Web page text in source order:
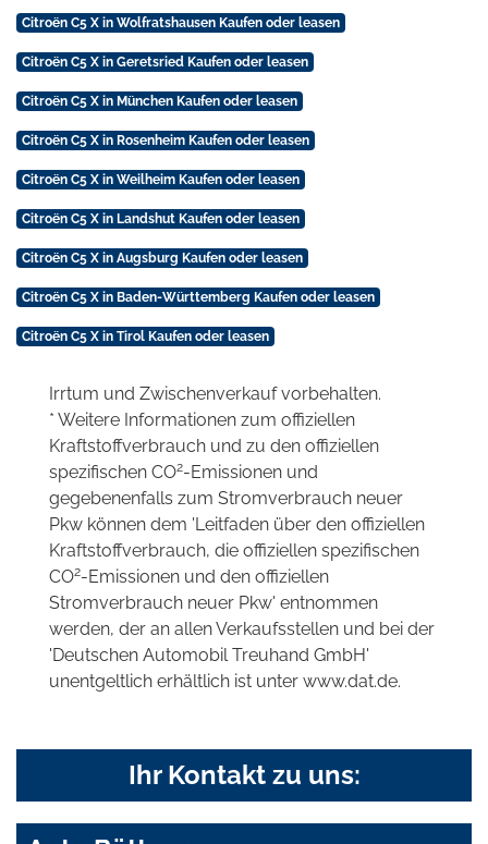
Citroën C5 X in Wolfratshausen Kaufen oder leasen
Citroën C5 X in Geretsried Kaufen oder leasen
Citroën C5 X in München Kaufen oder leasen
Citroën C5 X in Rosenheim Kaufen oder leasen
Citroën C5 X in Weilheim Kaufen oder leasen
Citroën C5 X in Landshut Kaufen oder leasen
Citroën C5 X in Augsburg Kaufen oder leasen
Citroën C5 X in Baden-Württemberg Kaufen oder leasen
Citroën C5 X in Tirol Kaufen oder leasen
Irrtum und Zwischenverkauf vorbehalten.
* Weitere Informationen zum offiziellen
Kraftstoffverbrauch und zu den offiziellen
spezifischen CO2-Emissionen und
gegebenenfalls zum Stromverbrauch neuer
Pkw können dem 'Leitfaden über den offiziellen
Kraftstoffverbrauch, die offiziellen spezifischen
CO2-Emissionen und den offiziellen
Stromverbrauch neuer Pkw' entnommen
werden, der an allen Verkaufsstellen und bei der
'Deutschen Automobil Treuhand GmbH'
unentgeltlich erhältlich ist unter www.dat.de.
Ihr Kontakt zu uns: